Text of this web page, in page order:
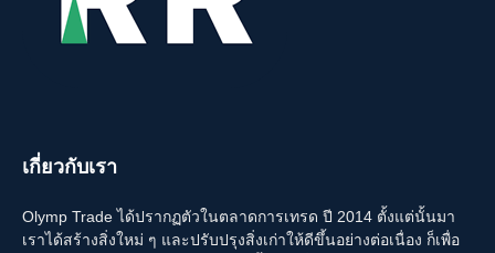
เกี่ยวกับเรา
Olymp Trade ได้ปรากฏตัวในตลาดการเทรด ปี 2014 ตั้งแต่นั้นมา
เราได้สร้างสิ่งใหม่ ๆ และปรับปรุงสิ่งเก่าให้ดีขึ้นอย่างต่อเนื่อง ก็เพื่อ